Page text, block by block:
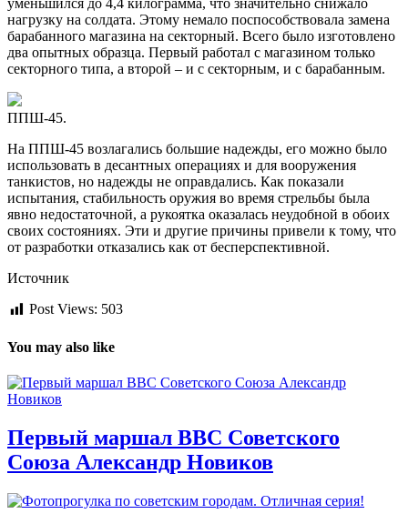
уменьшился до 4,4 килограмма, что значительно снижало
нагрузку на солдата. Этому немало поспособствовала замена
барабанного магазина на секторный. Всего было изготовлено
два опытных образца. Первый работал с магазином только
секторного типа, а второй – и с секторным, и с барабанным.
ППШ-45.
На ППШ-45 возлагались большие надежды, его можно было
использовать в десантных операциях и для вооружения
танкистов, но надежды не оправдались. Как показали
испытания, стабильность оружия во время стрельбы была
явно недостаточной, а рукоятка оказалась неудобной в обоих
своих состояниях. Эти и другие причины привели к тому, что
от разработки отказались как от бесперспективной.
Источник
Post Views: 503
You may also like
Первый маршал ВВС Советского
Союза Александр Новиков